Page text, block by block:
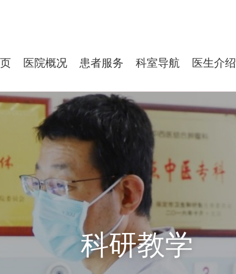
医院概况 患者服务 科室导航 医生介绍
科研教学